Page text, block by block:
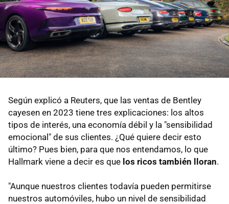
Según explicó a Reuters, que las ventas de Bentley
cayesen en 2023 tiene tres explicaciones: los altos
tipos de interés, una economía débil y la "sensibilidad
emocional" de sus clientes. ¿Qué quiere decir esto
último? Pues bien, para que nos entendamos, lo que
Hallmark viene a decir es que los ricos también lloran.
"Aunque nuestros clientes todavía pueden permitirse
nuestros automóviles, hubo un nivel de sensibilidad